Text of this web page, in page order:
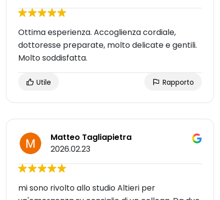
Ottima esperienza. Accoglienza cordiale,
dottoresse preparate, molto delicate e gentili.
Molto soddisfatta.
Utile Rapporto
Matteo Tagliapietra
2026.02.23
mi sono rivolto allo studio Altieri per